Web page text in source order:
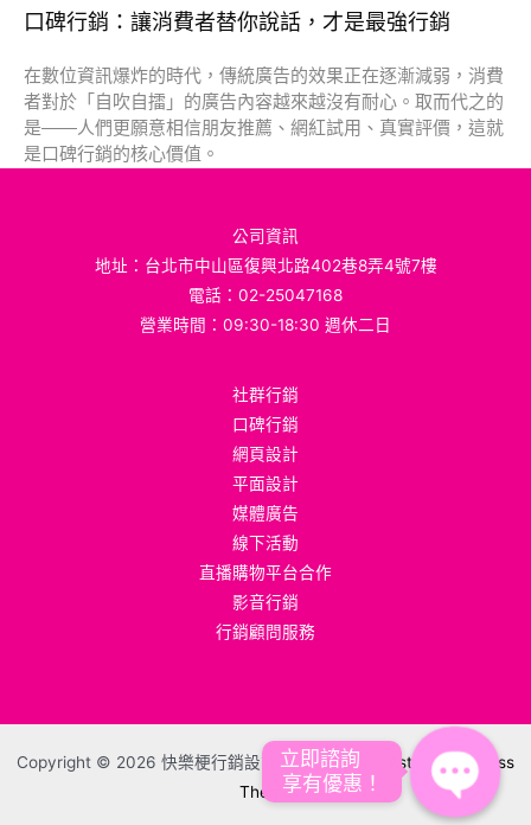
口碑行銷：讓消費者替你說話，才是最強行銷
在數位資訊爆炸的時代，傳統廣告的效果正在逐漸減弱，消費
者對於「自吹自擂」的廣告內容越來越沒有耐心。取而代之的
是——人們更願意相信朋友推薦、網紅試用、真實評價，這就
是口碑行銷的核心價值。
公司資訊
地址：台北市中山區復興北路402巷8弄4號7樓
電話：02-25047168
營業時間：09:30-18:30 週休二日
社群行銷
口碑行銷
網頁設計
平面設計
媒體廣告
線下活動
直播購物平台合作
影音行銷
行銷顧問服務
Copyright © 2026 快樂梗行銷設計 | Powered by
Astra WordPress
Theme
立即諮詢
享有優惠！